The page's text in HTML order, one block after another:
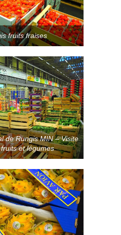
fruits fraises
de Rungis MIN – Visite
et légumes